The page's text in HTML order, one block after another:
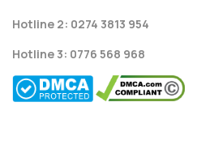
Hotline 2: 0274 3813 954
Hotline 3: 0776 568 968